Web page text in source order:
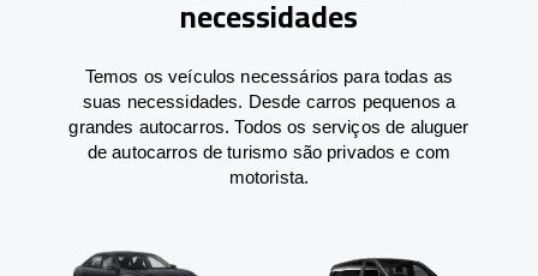
necessidades
Temos os veículos necessários para todas as
suas necessidades. Desde carros pequenos a
grandes autocarros. Todos os serviços de aluguer
de autocarros de turismo são privados e com
motorista.